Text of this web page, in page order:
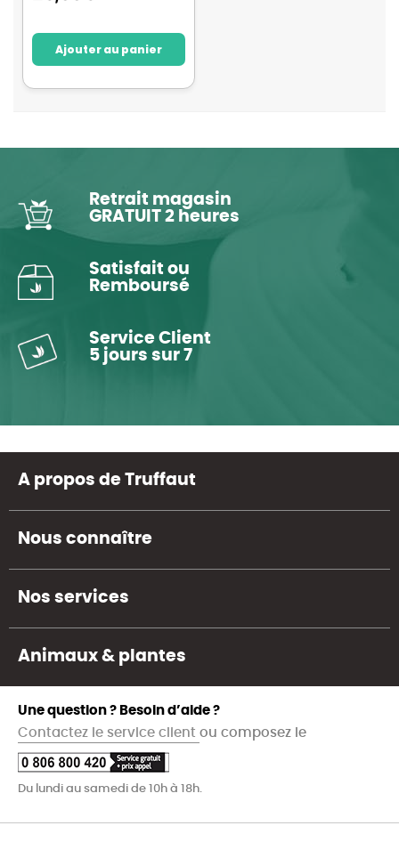
Ajouter au panier
Retrait magasin
GRATUIT 2 heures
Satisfait ou
Remboursé
Service Client
5 jours sur 7
A propos de Truffaut
Nous connaître
Nos services
Animaux & plantes
Une question ? Besoin d’aide ?
Contactez le service client ou composez le
Du lundi au samedi de 10h à 18h.